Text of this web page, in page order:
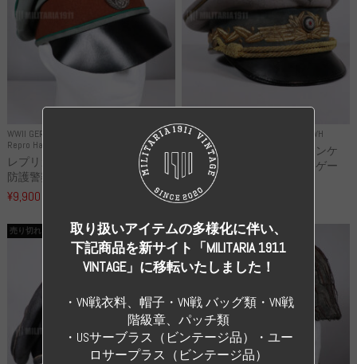
WWII GERMANY
Repro Hat and Cap Police and other
レプリカ ドイツ秩序警察 都市
防護警察 クラッシュキャップ...
¥9,900
WWII GERMANY Repro Uniforms WH
レプリカ ミヒャエル・ヤンケ
製 国家元帥 ヘルマン・ゲー
リ...
¥55,000
売り切れ 売り切れ
取り扱いアイテムの多様化に伴い、
下記商品を新サイト「MILITARIA 1911
VINTAGE」に移転いたしました！
・VN戦衣料、帽子・VN戦 バッグ類・VN戦
階級章、パッチ類
・USサーブラス（ビンテージ品）・ユー
ロサープラス（ビンテージ品）